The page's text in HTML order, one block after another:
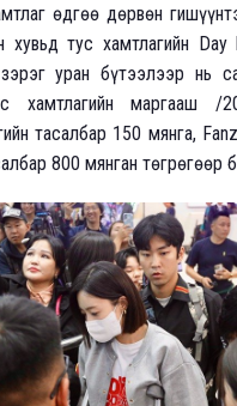
өдгөө дөрвөн
хувьд тус хамтлагийн
уран бүтээлээр нь
хамтлагийн маргааш /
тасалбар 150 мянга,
800 мянган төгрөгөөр